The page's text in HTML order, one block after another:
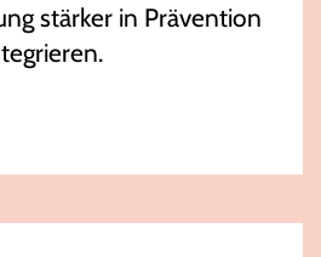
stärker in Prävention